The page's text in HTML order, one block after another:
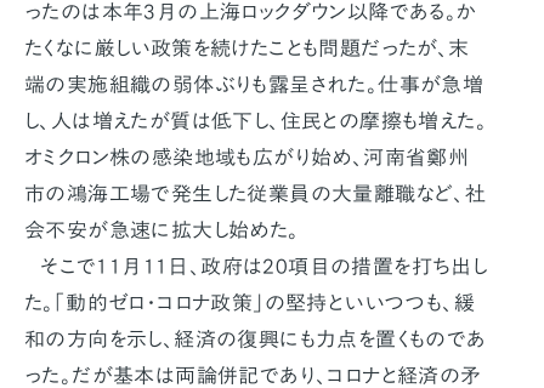
ったのは本年3月の上海ロックダウン以降である。か
たくなに厳しい政策を続けたことも問題だったが、末
端の実施組織の弱体ぶりも露呈された。仕事が急増
し、人は増えたが質は低下し、住民との摩擦も増えた。
オミクロン株の感染地域も広がり始め、河南省鄭州
市の鴻海工場で発生した従業員の大量離職など、社
会不安が急速に拡大し始めた。
そこで11月11日、政府は20項目の措置を打ち出し
た。「動的ゼロ・コロナ政策」の堅持といいつつも、緩
和の方向を示し、経済の復興にも力点を置くものであ
った。だが基本は両論併記であり、コロナと経済の矛